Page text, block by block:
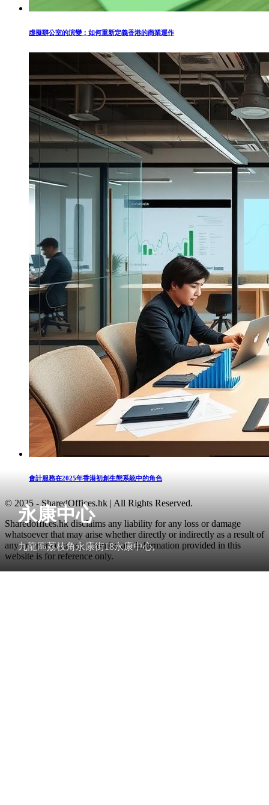
永康中心
九龍區荔枝角永康街18永康中心,
虛擬辦公室的演變：如何重新定義香港的商業運作
會計服務在2025年香港初創生態系統中的角色
© 2025 - SharedOffices.hk | All Rights Reserved.
Sharedoffices.hk disclaims any liability for any loss or damage
whatsoever that may arise whether directly or indirectly as a result of
any error, inaccuracy or omission. Information provided in this
website is for reference only.